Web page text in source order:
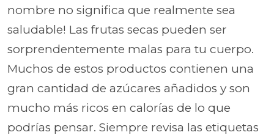
nombre no significa que realmente sea
saludable! Las frutas secas pueden ser
sorprendentemente malas para tu cuerpo.
Muchos de estos productos contienen una
gran cantidad de azúcares añadidos y son
mucho más ricos en calorías de lo que
podrías pensar. Siempre revisa las etiquetas